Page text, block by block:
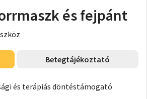
és fejpánt
Betegtájékoztató
és terápiás döntéstámogató